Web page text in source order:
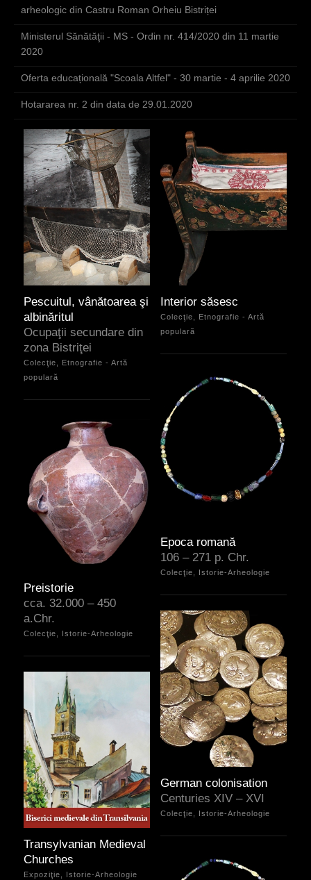
arheologic din Castru Roman Orheiu Bistriței
Ministerul Sănătăţii - MS - Ordin nr. 414/2020 din 11 martie
2020
Oferta educațională "Scoala Altfel" - 30 martie - 4 aprilie 2020
Hotararea nr. 2 din data de 29.01.2020
Pescuitul, vânătoarea şi
albinăritul
Ocupaţii secundare din
zona Bistriţei
Colecţie, Etnografie - Artă
populară
Interior săsesc
Colecţie, Etnografie - Artă
populară
Epoca romană
106 – 271 p. Chr.
Colecţie, Istorie-Arheologie
Preistorie
cca. 32.000 – 450
a.Chr.
Colecţie, Istorie-Arheologie
German colonisation
Centuries XIV – XVI
Colecţie, Istorie-Arheologie
Transylvanian Medieval
Churches
Expoziţie, Istorie-Arheologie